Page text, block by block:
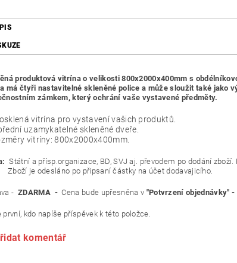
produktová vitrína o velikosti 800x2000x400mm s
má čtyři nastavitelné skleněné police a může sloužit také jako
zámkem, který ochrání vaše vystavené předměty.
vitrína pro vystavení vašich produktů.
uzamykatelné skleněné dveře.
vitríny: 800x2000x400mm.
Státní a přísp.organizace, BD, SVJ aj. převodem po
je odesláno po připsaní částky na účet dodavajicího.
- ZDARMA - Cena bude upřesněna v "Potvrzení objednávky" -
první, kdo napíše příspěvek k této položce.
komentář